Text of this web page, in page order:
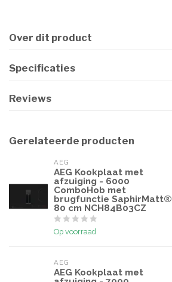
Over dit product
Specificaties
Reviews
Gerelateerde producten
AEG
AEG Kookplaat met
afzuiging - 6000
ComboHob met
brugfunctie SaphirMatt®
80 cm NCH84B03CZ
Op voorraad
AEG
AEG Kookplaat met